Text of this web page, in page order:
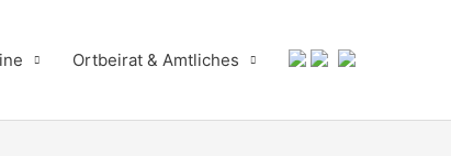
Ortbeirat & Amtliches